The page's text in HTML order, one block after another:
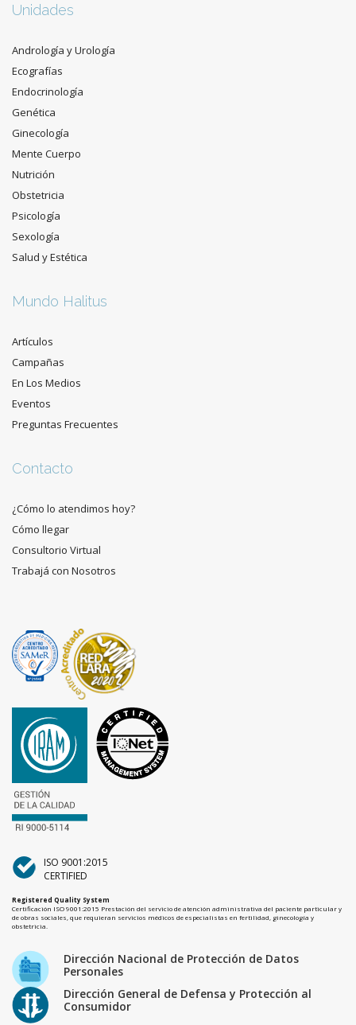
Unidades
Andrología y Urología
Ecografías
Endocrinología
Genética
Ginecología
Mente Cuerpo
Nutrición
Obstetricia
Psicología
Sexología
Salud y Estética
Mundo Halitus
Artículos
Campañas
En Los Medios
Eventos
Preguntas Frecuentes
Contacto
¿Cómo lo atendimos hoy?
Cómo llegar
Consultorio Virtual
Trabajá con Nosotros
ISO 9001:2015
CERTIFIED
Registered Quality System
Certificación ISO 9001:2015 Prestación del servicio de atención administrativa del paciente particular y
de obras sociales, que requieran servicios médicos de especialistas en fertilidad, ginecología y
obstetricia.
Dirección Nacional de Protección de Datos
Personales
Dirección General de Defensa y Protección al
Consumidor